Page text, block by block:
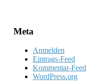
Meta
Anmelden
Eintrags-Feed
Kommentar-Feed
WordPress.org